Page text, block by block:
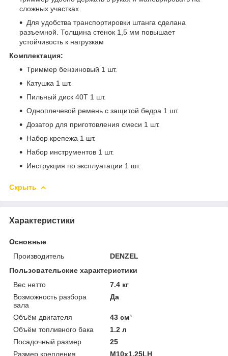
сложных участках
Для удобства транспортировки штанга сделана
разъемной. Толщина стенок 1,5 мм повышает
устойчивость к нагрузкам
Комплектация:
Триммер бензиновый 1 шт.
Катушка 1 шт.
Пильный диск 40Т 1 шт.
Одноплечевой ремень с защитой бедра 1 шт.
Дозатор для приготовления смеси 1 шт.
Набор крепежа 1 шт.
Набор инструментов 1 шт.
Инструкция по эксплуатации 1 шт.
Скрыть
Характеристики
Основные
Производитель
DENZEL
Пользовательские характеристики
Вес нетто
7.4 кг
Возможность разбора
вала
Да
Объём двигателя
43 см³
Объём топливного бака
1.2 л
Посадочный размер
25
Размер крепления
М10х1.25LH